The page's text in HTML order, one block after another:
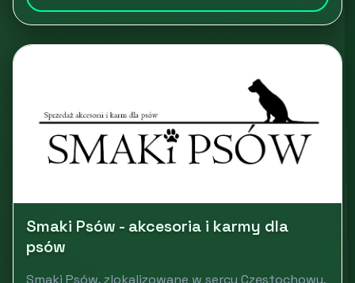
Smaki Psów - akcesoria i karmy dla
psów
Smaki Psów, zlokalizowane w sercu Częstochowy,